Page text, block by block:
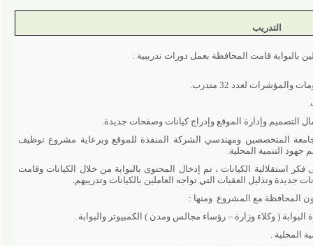
التدريب
قامت المحافظة بعمل دورات تدريبية :
لعدد 32 متدرب.
المتخصصين ومهندسي الشركة المنفذة للموقع وبرعاية مشروع توظيف
التنمية المحلية.
استقلالية الكيانات ، تم إدخال المحتوى بالبوابة من خلال الكيانات وقامت
وتذليل العقبات التي تواجه العاملين بالكيانات وتدريبهم.
مع المشروع ومنها :
.
.